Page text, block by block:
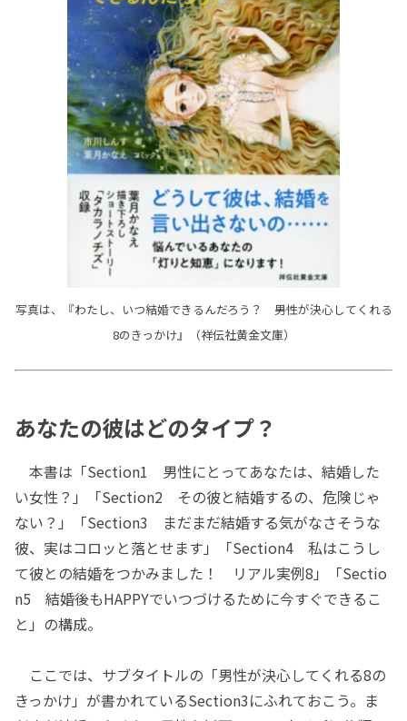
写真は、『わたし、いつ結婚できるんだろう？ ――男性が決心してくれる
8のきっかけ』（祥伝社黄金文庫）
あなたの彼はどのタイプ？
本書は「Section1 男性にとってあなたは、結婚した
い女性？」「Section2 その彼と結婚するの、危険じゃ
ない？」「Section3 まだまだ結婚する気がなさそうな
彼、実はコロッと落とせます」「Section4 私はこうし
て彼との結婚をつかみました！ リアル実例8」「Sectio
n5 結婚後もHAPPYでいつづけるために今すぐできるこ
と」の構成。
ここでは、サブタイトルの「男性が決心してくれる8の
きっかけ」が書かれているSection3にふれておこう。ま